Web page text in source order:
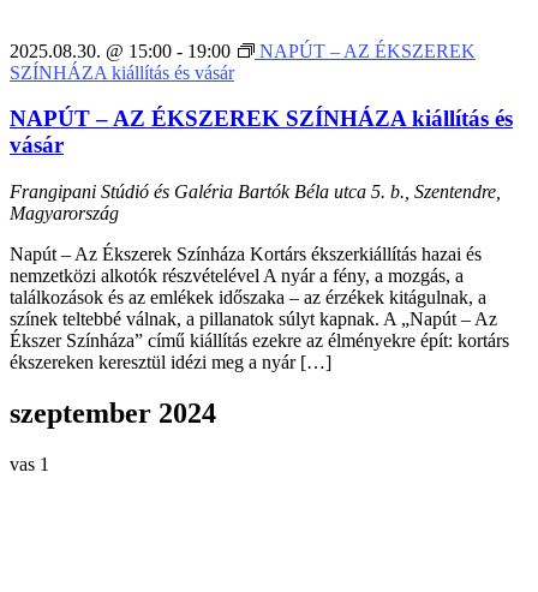
2025.08.30. @ 15:00 - 19:00
NAPÚT – AZ ÉKSZEREK
SZÍNHÁZA kiállítás és vásár
NAPÚT – AZ ÉKSZEREK SZÍNHÁZA kiállítás és
vásár
Frangipani Stúdió és Galéria Bartók Béla utca 5. b., Szentendre,
Magyarország
Napút – Az Ékszerek Színháza Kortárs ékszerkiállítás hazai és
nemzetközi alkotók részvételével A nyár a fény, a mozgás, a
találkozások és az emlékek időszaka – az érzékek kitágulnak, a
színek teltebbé válnak, a pillanatok súlyt kapnak. A „Napút – Az
Ékszer Színháza” című kiállítás ezekre az élményekre épít: kortárs
ékszereken keresztül idézi meg a nyár […]
szeptember 2024
vas 1